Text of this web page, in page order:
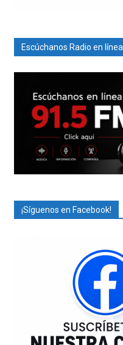
Escúchanos Radio en línea
¡Síguenos en Facebook!